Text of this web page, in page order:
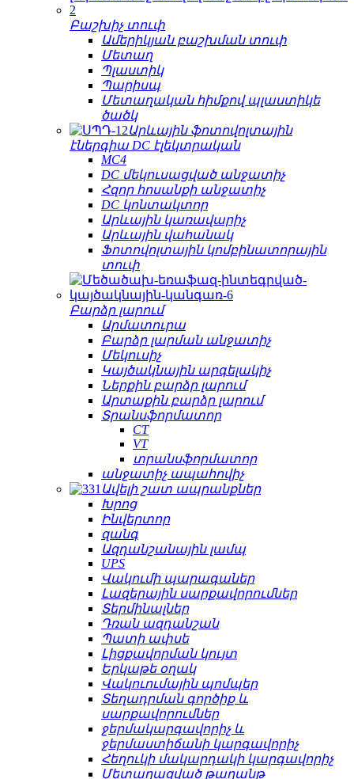
Բաշխիչ տուփ
Ամերիկյան բաշխման տուփ
Մետաղ
Պլաստիկ
Պարիսպ
Մետաղական հիմքով պլաստիկե
ծածկ
Արևային ֆոտովոլտային
էներգիա DC էլեկտրական
MC4
DC մեկուսացված անջատիչ
Հզոր հոսանքի անջատիչ
DC կոնտակտոր
Արևային կառավարիչ
Արևային վահանակ
Ֆոտովոլտային կոմբինատորային
տուփ
Բարձր լարում
Արմատուրա
Բարձր լարման անջատիչ
Մեկուսիչ
Կայծակնային արգելակիչ
Ներքին բարձր լարում
Արտաքին բարձր լարում
Տրանսֆորմատոր
CT
VT
տրանսֆորմատոր
անջատիչ ապահովիչ
Ավելի շատ ապրանքներ
Խրոց
Ինվերտոր
զանգ
Ազդանշանային լամպ
UPS
Վակումի պարագաներ
Լազերային սարքավորումներ
Տերմինալներ
Դռան ազդանշան
Պատի ափսե
Լիցքավորման կույտ
Երկաթե օղակ
Վակուումային պոմպեր
Տեղադրման գործիք և
սարքավորումներ
ջերմակարգավորիչ և
ջերմաստիճանի կարգավորիչ
Հեղուկի մակարդակի կարգավորիչ
Մետաղացված թաղանթ